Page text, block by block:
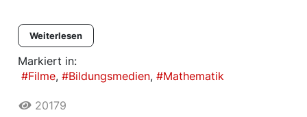
Weiterlesen
Markiert in:
Filme
Bildungsmedien Mathematik
20179